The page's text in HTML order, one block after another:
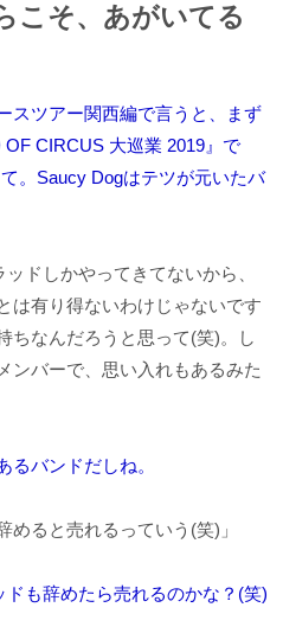
こそ、あがいてる
ツアー関西編で言うと、まず
CIRCUS 大巡業 2019』で
。Saucy Dogはテツが元いたバ
ドしかやってきてないから、
は有り得ないわけじゃないです
ちなんだろうと思って(笑)。し
ンバーで、思い入れもあるみた
バンドだしね。
めると売れるっていう(笑)」
も辞めたら売れるのかな？(笑)